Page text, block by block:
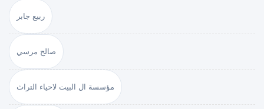
ربيع جابر
صالح مرسي
مؤسسة ال البيت لاحياء التراث